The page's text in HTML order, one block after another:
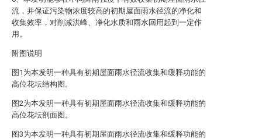
流，并保证污染物浓度较高的初期屋面雨水径流的净化和
收集效率，对削减洪峰、净化水质和雨水回用起到一定作
用。
附图说明
图1为本发明一种具有初期屋面雨水径流收集和缓释功能的
高位花坛结构图。
图2为本发明一种具有初期屋面雨水径流收集和缓释功能的
高位花坛剖面图。
图3为本发明一种具有初期屋面雨水径流收集和缓释功能的